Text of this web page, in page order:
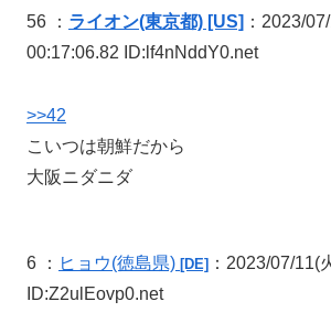
56 ： ライオン(東京都) [US] ：2023/
00:17:06.82 ID:lf4nNddY0.net
>>42
こいつは朝鮮だから
大阪ニダニダ
6 ： ヒョウ(徳島県) [DE] ：2023/07/11(
ID:Z2ulEovp0.net